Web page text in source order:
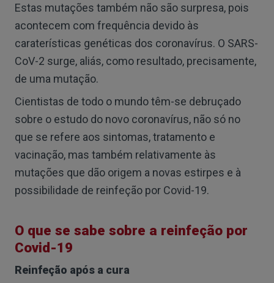
Estas mutações também não são surpresa, pois
acontecem com frequência devido às
caraterísticas genéticas dos coronavírus. O SARS-
CoV-2 surge, aliás, como resultado, precisamente,
de uma mutação.
Cientistas de todo o mundo têm-se debruçado
sobre o estudo do novo coronavírus, não só no
que se refere aos sintomas, tratamento e
vacinação, mas também relativamente às
mutações que dão origem a novas estirpes e à
possibilidade de reinfeção por Covid-19.
O que se sabe sobre a reinfeção por
Covid-19
Reinfeção após a cura